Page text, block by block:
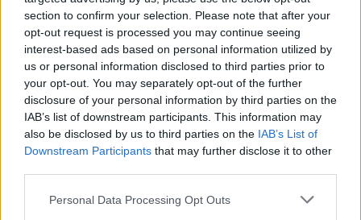
section to confirm your selection. Please note that after your
opt-out request is processed you may continue seeing
interest-based ads based on personal information utilized by
us or personal information disclosed to third parties prior to
your opt-out. You may separately opt-out of the further
disclosure of your personal information by third parties on the
IAB’s list of downstream participants. This information may
also be disclosed by us to third parties on the IAB’s List of
Downstream Participants that may further disclose it to other
Personal Data Processing Opt Outs